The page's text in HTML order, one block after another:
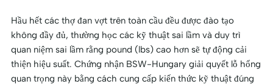
Hầu hết các thợ đan vợt trên toàn cầu đều được đào tạo
không đầy đủ, thường học các kỹ thuật sai lầm và duy trì
quan niệm sai lầm rằng pound (lbs) cao hơn sẽ tự động cải
thiện hiệu suất. Chứng nhận BSW-Hungary giải quyết lỗ hổng
quan trọng này bằng cách cung cấp kiến thức kỹ thuật đúng